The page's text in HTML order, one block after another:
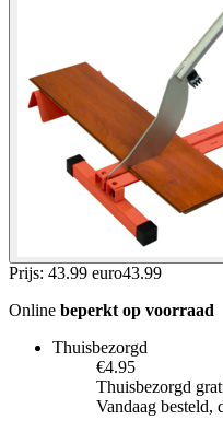
Prijs: 43.99 euro43.99
Online beperkt op voorraad
Thuisbezorgd
€4.95
Thuisbezorgd
Vandaag besteld,